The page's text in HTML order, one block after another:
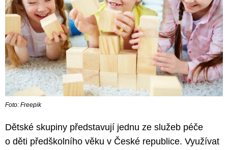
Foto: Freepik
Dětské skupiny představují jednu ze služeb péče
o děti předškolního věku v České republice. Využívat